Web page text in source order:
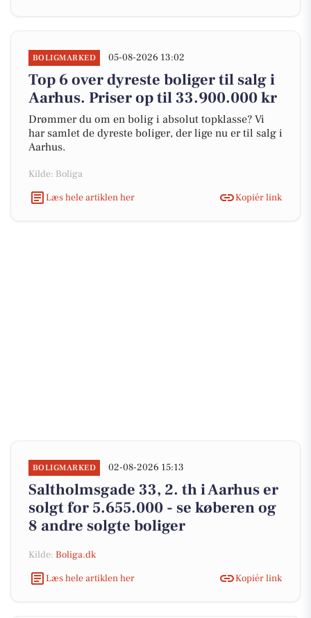
BOLIGMARKED 05-08-2026 13:02
Top 6 over dyreste boliger til salg i
Aarhus. Priser op til 33.900.000 kr
Drømmer du om en bolig i absolut topklasse? Vi
har samlet de dyreste boliger, der lige nu er til salg i
Aarhus.
Kilde: Boliga
Læs hele artiklen her
Kopiér link
BOLIGMARKED 02-08-2026 15:13
Saltholmsgade 33, 2. th i Aarhus er
solgt for 5.655.000 - se køberen og
8 andre solgte boliger
Kilde: Boliga.dk
Læs hele artiklen her
Kopiér link